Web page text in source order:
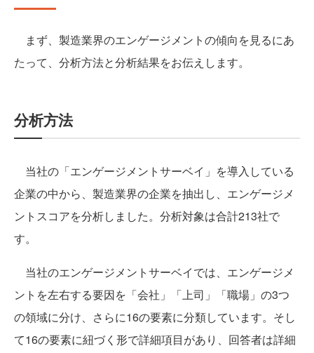
まず、製造業界のエンゲージメントの傾向を見るにあ
たって、分析方法と分析結果をお伝えします。
分析方法
当社の「エンゲージメントサーベイ」を導入している
企業の中から、製造業界の企業を抽出し、エンゲージメ
ントスコアを分析しました。分析対象は合計213社で
す。
当社のエンゲージメントサーベイでは、エンゲージメ
ントを左右する要因を「会社」「上司」「職場」の3つ
の領域に分け、さらに16の要素に分類しています。そし
て16の要素に紐づく形で詳細項目があり、回答者は詳細